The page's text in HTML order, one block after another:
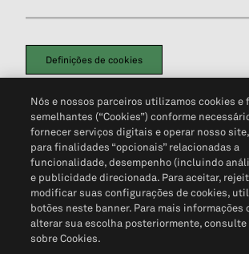
Definições de cookies
Política de PrivacidadePortal de privacidade do
Não Venda Minhas Informações Pessoais© 2026
Nós e nossos parceiros utilizamos cookies e
semelhantes (“Cookies”) conforme
fornecer serviços digitais e operar nosso
para finalidades “opcionais” relacionadas a
funcionalidade, desempenho (incluindo
e publicidade direcionada. Para aceitar,
modificar suas configurações de cookies,
botões neste banner. Para mais informações
alterar sua escolha posteriormente, consulte
sobre Cookies.